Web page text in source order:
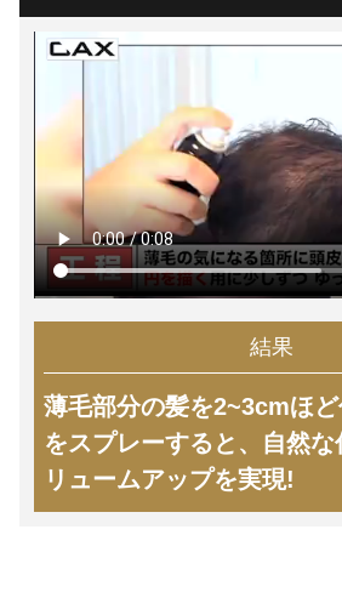
結果
薄毛部分の髪を2~3cmほ
をスプレーすると、自然
リュームアップを実現!